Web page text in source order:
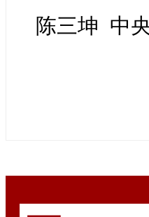
陈三坤 中